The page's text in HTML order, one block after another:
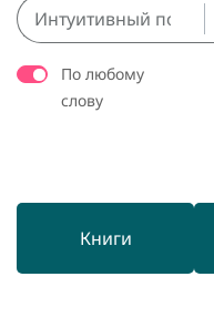
По любому
слову
Книги